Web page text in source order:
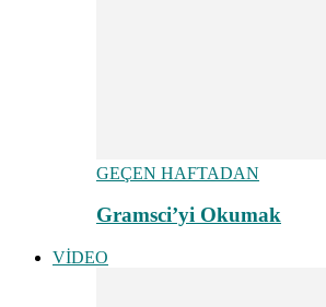
GEÇEN HAFTADAN
Gramsci’yi Okumak
VİDEO